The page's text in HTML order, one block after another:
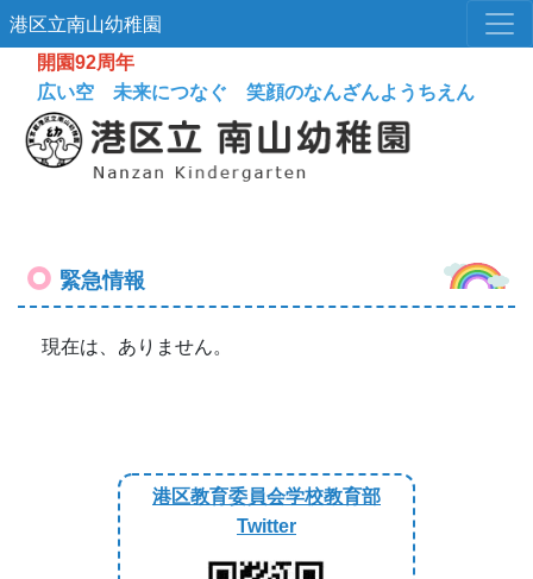
港区立南山幼稚園
開園92周年
広い空 未来につなぐ 笑顔のなんざんようちえん
緊急情報
現在は、ありません。
港区教育委員会学校教育部
Twitter